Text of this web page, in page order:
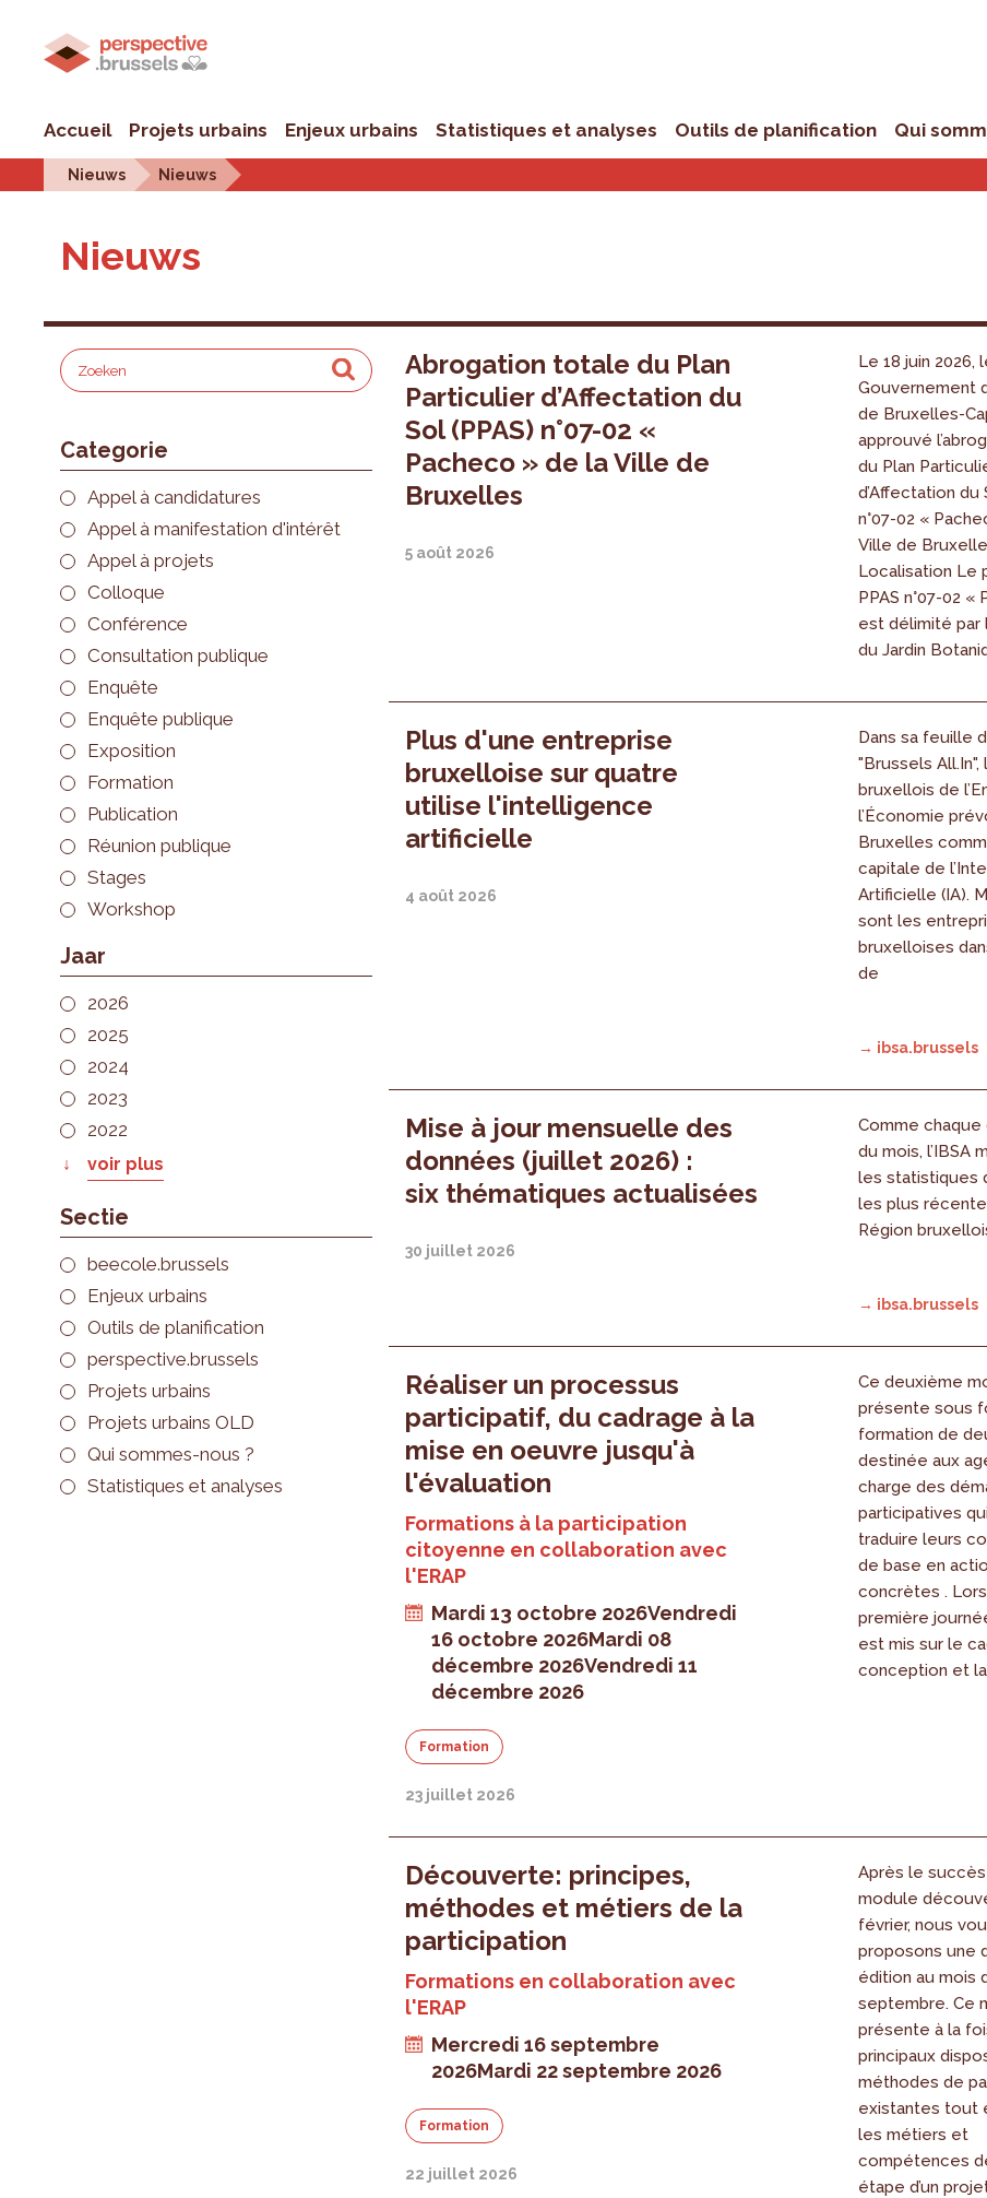
Accueil Projets urbains Enjeux urbains Statistiques et analyses Outils de planification Qui
Nieuws Nieuws
Nieuws
Categorie
Appel à candidatures
Appel à manifestation d'intérêt
Appel à projets
Colloque
Conférence
Consultation publique
Enquête
Enquête publique
Exposition
Formation
Publication
Réunion publique
Stages
Workshop
Jaar
2026
2025
2024
2023
2022
voir plus
Sectie
beecole.brussels
Enjeux urbains
Outils de planification
perspective.brussels
Projets urbains
Projets urbains OLD
Qui sommes-nous ?
Statistiques et analyses
Abrogation totale du Plan
Particulier d’Affectation du
Sol (PPAS) n°07-02 «
Pacheco » de la Ville de
Bruxelles
5 août 2026
Le 18 juin 2026,
Gouvernement
de Bruxelles-
approuvé
du Plan
d’Affectation du
n°07-02 «
Ville de
Localisation Le
PPAS n°07-02 «
est délimité par
du Jardin
Plus d'une entreprise
bruxelloise sur quatre
utilise l'intelligence
artificielle
4 août 2026
Dans sa feuille
"Brussels All.In",
bruxellois de
l’Économie
Bruxelles
capitale de
Artificielle (IA).
sont les
bruxelloises
de
→ ibsa.brussels
Mise à jour mensuelle des
données (juillet 2026) :
six thématiques actualisées
30 juillet 2026
Comme chaque
du mois, l’IBSA
les statistiques
les plus
Région
→ ibsa.brussels
Réaliser un processus
participatif, du cadrage à la
mise en oeuvre jusqu'à
l'évaluation
Formations à la participation
citoyenne en collaboration avec
l'ERAP
Mardi 13 octobre 2026Vendredi
16 octobre 2026Mardi 08
décembre 2026Vendredi 11
décembre 2026
Formation
23 juillet 2026
Ce deuxième
présente sous
formation de
destinée aux
charge des
participatives
traduire leurs
de base en
concrètes .
première
est mis sur le
conception et la
Découverte: principes,
méthodes et métiers de la
participation
Formations en collaboration avec
l'ERAP
Mercredi 16 septembre
2026Mardi 22 septembre 2026
Formation
22 juillet 2026
Après le
module
février, nous
proposons une
édition au mois
septembre. Ce
présente à la
principaux
méthodes de
existantes tout
les métiers et
compétences
étape d’un